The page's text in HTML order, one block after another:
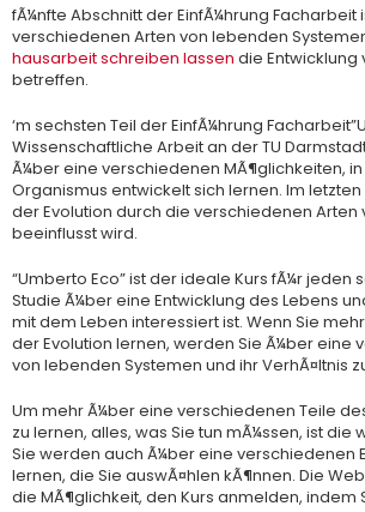
fÃ¼nfte Abschnitt der EinfÃ¼hrung Facharbeit
verschiedenen Arten von lebenden
hausarbeit schreiben lassen die Entwicklung
betreffen.
‘m sechsten Teil der EinfÃ¼hrung
Wissenschaftliche Arbeit an der TU
Ã¼ber eine verschiedenen MÃ¶glichkeiten,
Organismus entwickelt sich lernen. Im letzten
der Evolution durch die verschiedenen Arten
beeinflusst wird.
“Umberto Eco” ist der ideale Kurs fÃ¼r jeden
Studie Ã¼ber eine Entwicklung des Lebens
mit dem Leben interessiert ist. Wenn Sie
der Evolution lernen, werden Sie Ã¼ber eine
von lebenden Systemen und ihr VerhÃ¤ltnis
Um mehr Ã¼ber eine verschiedenen Teile
zu lernen, alles, was Sie tun mÃ¼ssen, ist die
Sie werden auch Ã¼ber eine verschiedenen
lernen, die Sie auswÃ¤hlen kÃ¶nnen. Die
die MÃ¶glichkeit, den Kurs anmelden, indem